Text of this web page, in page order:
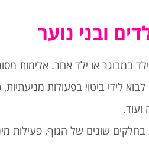
ובני נוער
במבוגר או ילד אחר. אלימות
לידי ביטוי בפעולות
שונים של הגוף, פעילות